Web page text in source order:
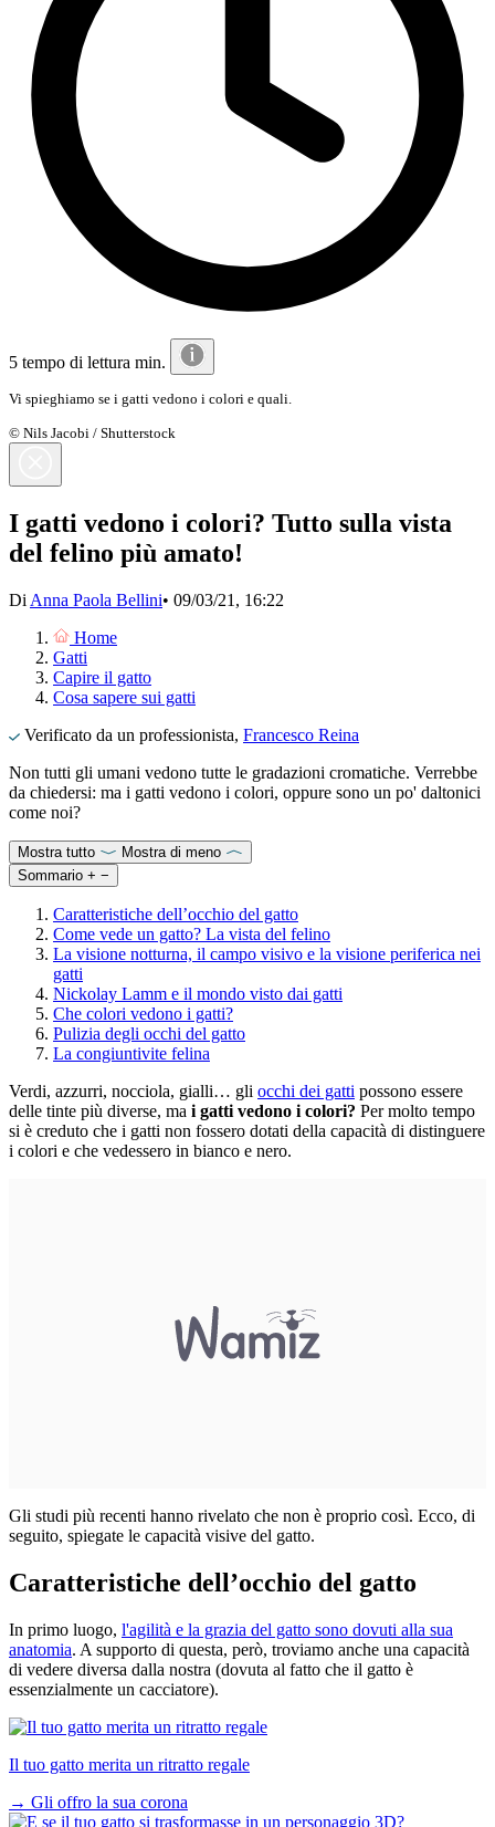
5 tempo di lettura min.
Vi spieghiamo se i gatti vedono i colori e quali.
© Nils Jacobi / Shutterstock
I gatti vedono i colori? Tutto sulla vista
del felino più amato!
Di Anna Paola Bellini• 09/03/21, 16:22
Home
Gatti
Capire il gatto
Cosa sapere sui gatti
Verificato da un professionista, Francesco Reina
Non tutti gli umani vedono tutte le gradazioni cromatiche. Verrebbe
da chiedersi: ma i gatti vedono i colori, oppure sono un po' daltonici
come noi?
Mostra tutto
Mostra di meno
Sommario + −
Caratteristiche dell’occhio del gatto
Come vede un gatto? La vista del felino
La visione notturna, il campo visivo e la visione periferica nei
gatti
Nickolay Lamm e il mondo visto dai gatti
Che colori vedono i gatti?
Pulizia degli occhi del gatto
La congiuntivite felina
Verdi, azzurri, nocciola, gialli… gli occhi dei gatti possono essere
delle tinte più diverse, ma i gatti vedono i colori? Per molto tempo
si è creduto che i gatti non fossero dotati della capacità di distinguere
i colori e che vedessero in bianco e nero.
Gli studi più recenti hanno rivelato che non è proprio così. Ecco, di
seguito, spiegate le capacità visive del gatto.
Caratteristiche dell’occhio del gatto
In primo luogo, l'agilità e la grazia del gatto sono dovuti alla sua
anatomia. A supporto di questa, però, troviamo anche una capacità
di vedere diversa dalla nostra (dovuta al fatto che il gatto è
essenzialmente un cacciatore).
Il tuo gatto merita un ritratto regale
→ Gli offro la sua corona